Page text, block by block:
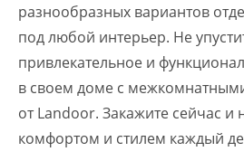
разнообразных вариантов
под любой интерьер. Не
привлекательное и
в своем доме с
от Landoor. Закажите сейчас и
комфортом и стилем каждый